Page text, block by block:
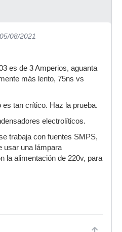
08/2021
es de 3 Amperios, aguanta
más lento, 75ns vs
es tan crítico. Haz la prueba.
electrolíticos.
trabaja con fuentes SMPS,
usar una lámpara
la alimentación de 220v, para